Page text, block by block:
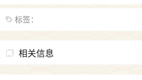
标签：
相关信息